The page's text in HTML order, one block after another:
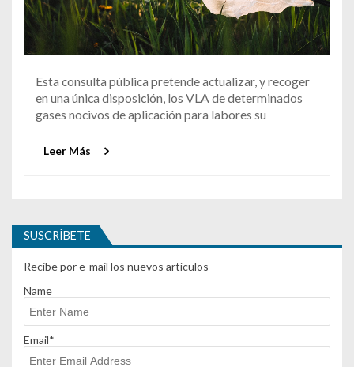
Esta consulta pública pretende actualizar, y recoger
en una única disposición, los VLA de determinados
gases nocivos de aplicación para labores su
Leer Más
SUSCRÍBETE
Recibe por e-mail los nuevos artículos
Name
Email*